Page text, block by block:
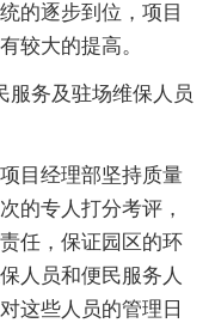
的逐步到位，项目
较大的提高。
服务及驻场维保人员
目经理部坚持质量
的专人打分考评，
任，保证园区的环
人员和便民服务人
这些人员的管理日